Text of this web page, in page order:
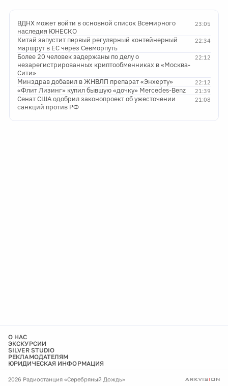
23:05
ВДНХ может войти в основной список Всемирного
наследия ЮНЕСКО
22:34
Китай запустит первый регулярный контейнерный
маршрут в ЕС через Севморпуть
22:12
Более 20 человек задержаны по делу о
незарегистрированных криптообменниках в «Москва-
Сити»
22:12
Минздрав добавил в ЖНВЛП препарат «Энхерту»
21:39
«Флит Лизинг» купил бывшую «дочку» Mercedes-Benz
21:08
Сенат США одобрил законопроект об ужесточении
санкций против РФ
О НАС
ЭКСКУРСИИ
SILVER STUDIO
РЕКЛАМОДАТЕЛЯМ
ЮРИДИЧЕСКАЯ ИНФОРМАЦИЯ
2026 Радиостанция «Серебряный Дождь»